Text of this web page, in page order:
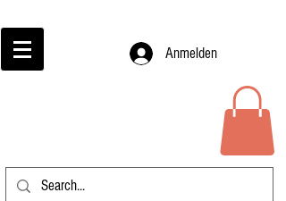
Anmelden